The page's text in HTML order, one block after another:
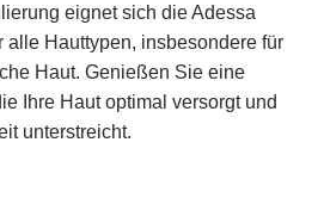
eignet sich die Adessa
alle Hauttypen, insbesondere für
Haut. Genießen Sie eine
Ihre Haut optimal versorgt und
unterstreicht.